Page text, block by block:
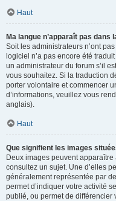
Haut
Ma langue n’apparaît pas dans
Soit les administrateurs n’ont
logiciel n’a pas encore été
un administrateur du forum s’il
vous souhaitez. Si la traduction
porter volontaire et commencer
d’informations, veuillez vous
anglais).
Haut
Que signifient les images
Deux images peuvent
consultez un sujet. Une d’elles
généralement représentée par
permet d’indiquer votre activité
publié, ou permet de différencier